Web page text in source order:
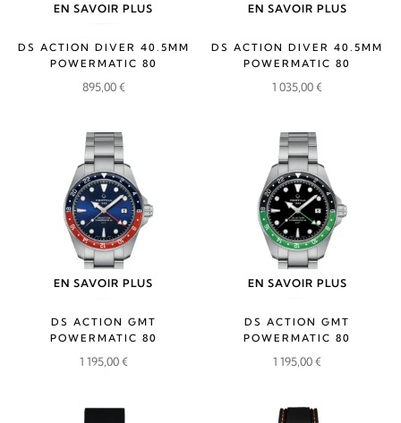
EN SAVOIR PLUS
DS ACTION DIVER 40.5MM
POWERMATIC 80
895,00€
EN SAVOIR PLUS
DS ACTION DIVER 40.5MM
POWERMATIC 80
1 035,00€
EN SAVOIR PLUS
DS ACTION GMT
POWERMATIC 80
1 195,00€
EN SAVOIR PLUS
DS ACTION GMT
POWERMATIC 80
1 195,00€